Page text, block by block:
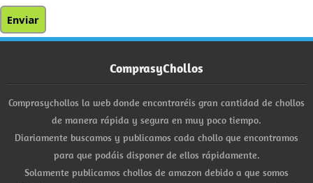
ComprasyChollos
Comprasychollos la web donde encontraréis gran cantidad de chollos
de manera rápida y segura en muy poco tiempo.
Diariamente buscamos y publicamos cada chollo que encontramos
para que podáis disponer de ellos rápidamente.
Solamente publicamos chollos de amazon debido a que somos